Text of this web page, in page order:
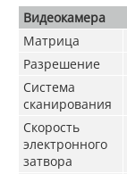
Видеокамера
Матрица
Разрешение
Система
сканирования
Скорость
электронного
затвора